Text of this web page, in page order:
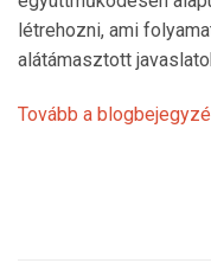
létrehozni, ami
alátámasztott
Tovább a